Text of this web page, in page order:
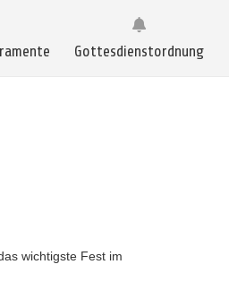
Gottesdienstordnung
wichtigste Fest im